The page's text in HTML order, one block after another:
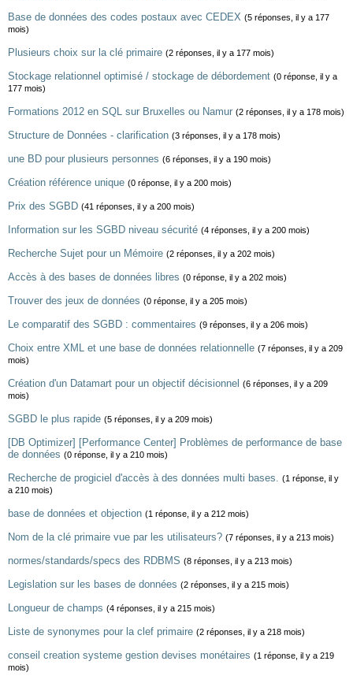
Base de données des codes postaux avec CEDEX (5 réponses, il y a 177
mois)
Plusieurs choix sur la clé primaire (2 réponses, il y a 177 mois)
Stockage relationnel optimisé / stockage de débordement (0 réponse, il y a
177 mois)
Formations 2012 en SQL sur Bruxelles ou Namur (2 réponses, il y a 178 mois)
Structure de Données - clarification (3 réponses, il y a 178 mois)
une BD pour plusieurs personnes (6 réponses, il y a 190 mois)
Création référence unique (0 réponse, il y a 200 mois)
Prix des SGBD (41 réponses, il y a 200 mois)
Information sur les SGBD niveau sécurité (4 réponses, il y a 200 mois)
Recherche Sujet pour un Mémoire (2 réponses, il y a 202 mois)
Accès à des bases de données libres (0 réponse, il y a 202 mois)
Trouver des jeux de données (0 réponse, il y a 205 mois)
Le comparatif des SGBD : commentaires (9 réponses, il y a 206 mois)
Choix entre XML et une base de données relationnelle (7 réponses, il y a 209
mois)
Création d'un Datamart pour un objectif décisionnel (6 réponses, il y a 209
mois)
SGBD le plus rapide (5 réponses, il y a 209 mois)
[DB Optimizer] [Performance Center] Problèmes de performance de base
de données (0 réponse, il y a 210 mois)
Recherche de progiciel d'accès à des données multi bases. (1 réponse, il y
a 210 mois)
base de données et objection (1 réponse, il y a 212 mois)
Nom de la clé primaire vue par les utilisateurs? (7 réponses, il y a 213 mois)
normes/standards/specs des RDBMS (8 réponses, il y a 213 mois)
Legislation sur les bases de données (2 réponses, il y a 215 mois)
Longueur de champs (4 réponses, il y a 215 mois)
Liste de synonymes pour la clef primaire (2 réponses, il y a 218 mois)
conseil creation systeme gestion devises monétaires (1 réponse, il y a 219
mois)